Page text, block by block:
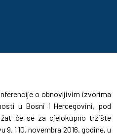
o obnovljivim izvorima
u Bosni i Hercegovini, pod
će se za cjelokupno tržište
9. i 10. novembra 2016. godine, u